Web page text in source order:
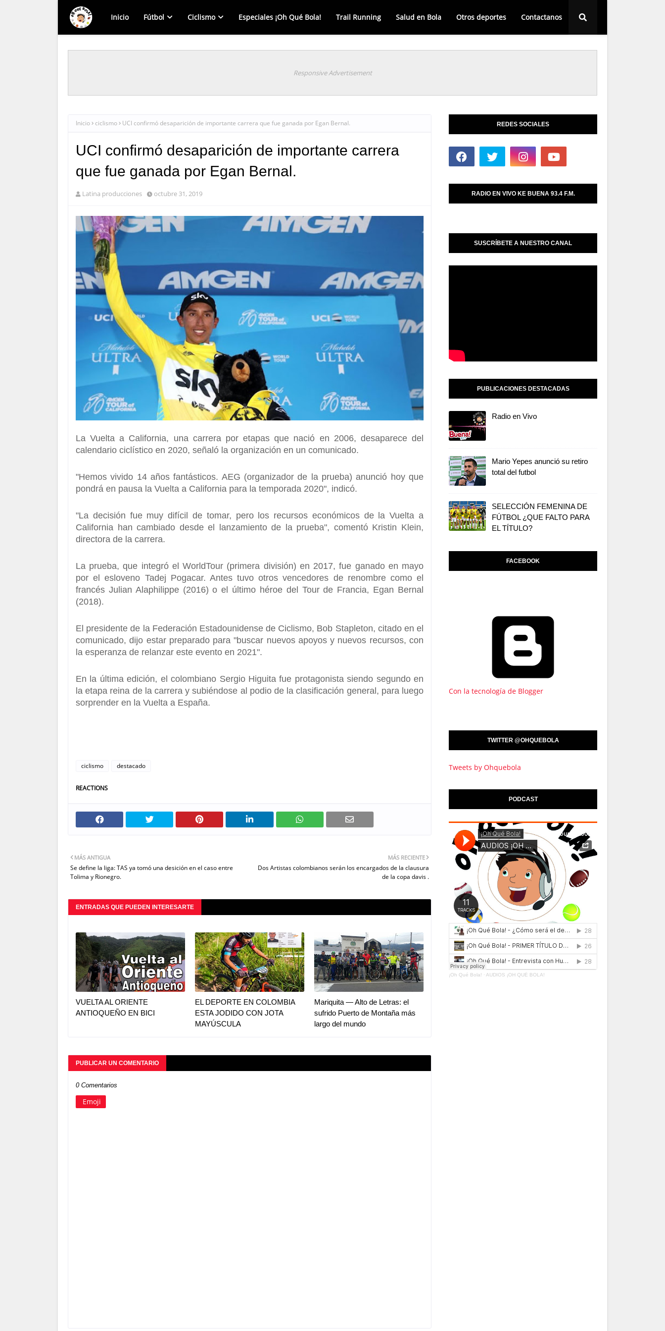
Inicio Fútbol Ciclismo Especiales ¡Oh Qué Bola! Trail Running Salud en Bola Otros deportes Contactanos
Responsive Advertisement
Inicio ciclismo UCI confirmó desaparición de importante carrera que fue ganada por Egan Bernal.
UCI confirmó desaparición de importante carrera
que fue ganada por Egan Bernal.
Latina producciones octubre 31, 2019
La Vuelta a California, una carrera por etapas que nació en 2006, desaparece del
calendario ciclístico en 2020, señaló la organización en un comunicado.
"Hemos vivido 14 años fantásticos. AEG (organizador de la prueba) anunció hoy que
pondrá en pausa la Vuelta a California para la temporada 2020", indicó.
"La decisión fue muy difícil de tomar, pero los recursos económicosde la Vuelta a
California han cambiado desde el lanzamiento de la prueba", comentó Kristin Klein,
directora de la carrera.
La prueba, que integró el WorldTour (primera división) en 2017, fue ganado en mayo
por el esloveno Tadej Pogacar. Antes tuvo otros vencedores de renombre como el
francés Julian Alaphilippe (2016) oel último héroe del Tour de Francia, Egan Bernal
(2018).
El presidente de la Federación Estadounidense de Ciclismo, Bob Stapleton, citado en el
comunicado, dijo estar preparado para "buscar nuevos apoyos y nuevos recursos, con
la esperanza de relanzar este evento en 2021".
En la última edición, el colombiano Sergio Higuitafue protagonista siendo segundo en
la etapa reina de la carrera y subiéndose al podio de la clasificación general, para luego
sorprender en la Vuelta a España.
ciclismo destacado
REACTIONS
MÁS RECIENTE
Dos Artistas colombianos serán los encargados de la clausura
de la copa davis .
MÁS ANTIGUA
Se define la liga: TAS ya tomó una desición en el caso entre
Tolima y Rionegro.
ENTRADAS QUE PUEDEN INTERESARTE
VUELTA AL ORIENTE
ANTIOQUEÑO EN BICI
EL DEPORTE EN COLOMBIA
ESTA JODIDO CON JOTA
MAYÚSCULA
Mariquita — Alto de Letras: el
sufrido Puerto de Montaña más
largo del mundo
PUBLICAR UN COMENTARIO
0 Comentarios
Emoji
REDES SOCIALES
RADIO EN VIVO KE BUENA 93.4 F.M.
SUSCRÍBETE A NUESTRO CANAL
PUBLICACIONES DESTACADAS
Radio en Vivo
Mario Yepes anunció su retiro
total del futbol
SELECCIÓN FEMENINA DE
FÚTBOL ¿QUE FALTO PARA
EL TÍTULO?
FACEBOOK
Con la tecnología de Blogger
TWITTER @OHQUEBOLA
Tweets by Ohquebola
PODCAST
¡Oh Qué Bola! · AUDIOS ¡OH QUÉ BOLA!